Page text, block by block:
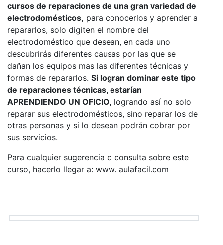
cursos de reparaciones de una gran variedad de
electrodomésticos, para conocerlos y aprender a
repararlos, solo digiten el nombre del
electrodoméstico que desean, en cada uno
descubrirás diferentes causas por las que se
dañan los equipos mas las diferentes técnicas y
formas de repararlos. Si logran dominar este tipo
de reparaciones técnicas, estarían
APRENDIENDO UN OFICIO, logrando así no solo
reparar sus electrodomésticos, sino reparar los de
otras personas y si lo desean podrán cobrar por
sus servicios.
Para cualquier sugerencia o consulta sobre este
curso, hacerlo llegar a: www. aulafacil.com